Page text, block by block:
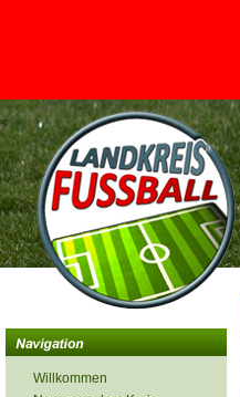
<
Willkommen